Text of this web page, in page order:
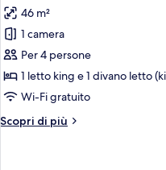
le
foto
per
Appartamento
Classic
46 m²
1 camera
Per 4 persone
1 letto king e 1 divano letto
Wi-Fi gratuito
Scopri di più
Altri